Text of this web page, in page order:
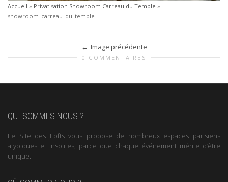
Accueil » Privatisation Showroom Carreau du Temple »
showroom_carreau_du_temple
Image précédente
0 COMMENTAIRES
QUI SOMMES NOUS ?
Le Site des Lofts vous propose de nombreux espaces parisiens
atypiques et insolites, parce que chaque événement mérite d’être
unique.